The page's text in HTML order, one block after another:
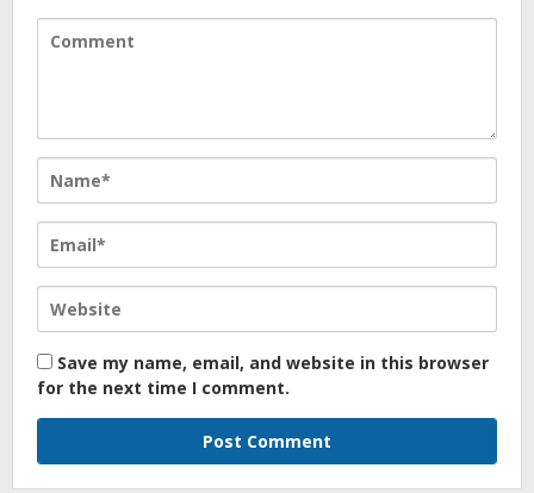
Save my name, email, and website in this browser
for the next time I comment.